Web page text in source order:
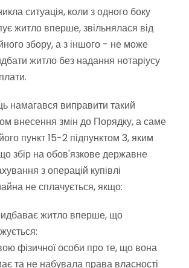
ситуація, коли з одного боку
житло вперше, звільнялася від
збору, а з іншого - не може
житло без надання нотаріусу
намагався виправити такий
внесення змін до Порядку, а саме
пункт 15-2 підпунктом 3, яким
збір на обов'язкове державне
з операцій купівлі
не сплачується, якщо:
житло вперше, що
фізичної особи про те, що вона
та не набувала права власності